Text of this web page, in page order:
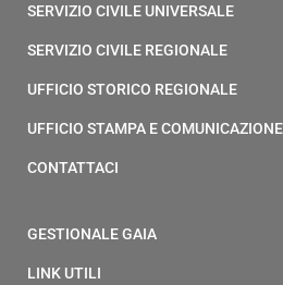
SERVIZIO CIVILE UNIVERSALE
SERVIZIO CIVILE REGIONALE
UFFICIO STORICO REGIONALE
UFFICIO STAMPA E COMUNICAZIONE
CONTATTACI
GESTIONALE GAIA
LINK UTILI